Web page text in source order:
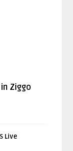
Ziggo
Live